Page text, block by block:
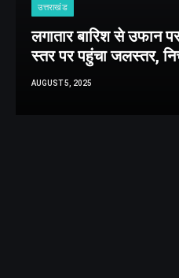
उत्तराखंड
लगातार बारिश से उफान
स्तर पर पहुंचा जलस्तर,
AUGUST 5, 2025